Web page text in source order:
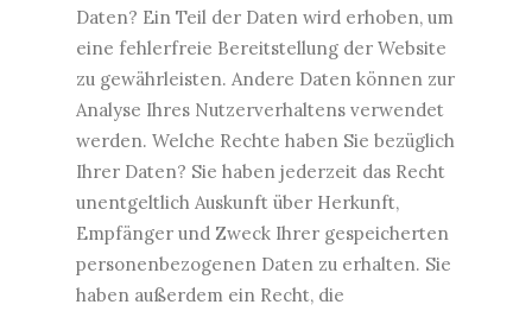
Daten? Ein Teil der Daten wird erhoben, um
eine fehlerfreie Bereitstellung der Website
zu gewährleisten. Andere Daten können zur
Analyse Ihres Nutzerverhaltens verwendet
werden. Welche Rechte haben Sie bezüglich
Ihrer Daten? Sie haben jederzeit das Recht
unentgeltlich Auskunft über Herkunft,
Empfänger und Zweck Ihrer gespeicherten
personenbezogenen Daten zu erhalten. Sie
haben außerdem ein Recht, die